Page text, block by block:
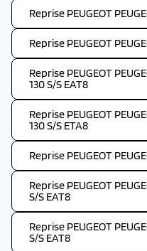
Reprise PEUGEOT
Reprise PEUGEOT
Reprise PEUGEOT
130 S/S EAT8
Reprise PEUGEOT
130 S/S ETA8
Reprise PEUGEOT
Reprise PEUGEOT
S/S EAT8
Reprise PEUGEOT
S/S EAT8